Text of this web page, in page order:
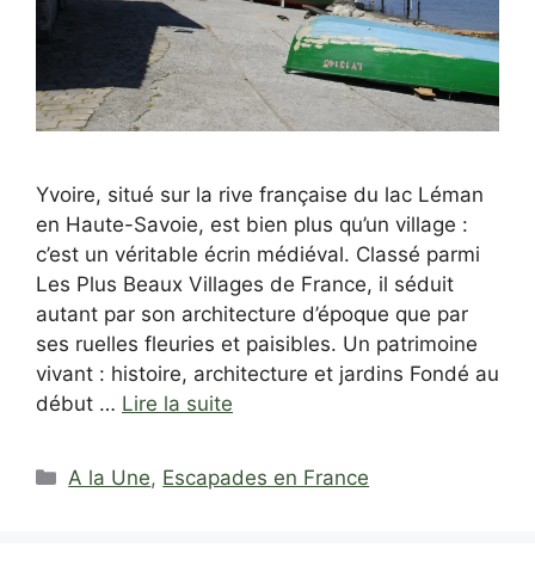
Yvoire, situé sur la rive française du lac Léman
en Haute-Savoie, est bien plus qu’un village :
c’est un véritable écrin médiéval. Classé parmi
Les Plus Beaux Villages de France, il séduit
autant par son architecture d’époque que par
ses ruelles fleuries et paisibles. Un patrimoine
vivant : histoire, architecture et jardins Fondé au
début … Lire la suite
Catégories
A la Une, Escapades en France